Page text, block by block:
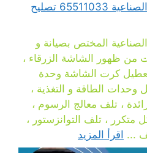
مهندس كمبيوتر العارضية الصناعية 65511033 تصليح
المختص بصيانة و
من ظهور الشاشة الزرقاء ،
كرت الشاشة وحدة
الطاقة و التغذية ،
، تلف معالج الرسوم ،
متكرر ، تلف التوانزستور ،
... اقرأ المزيد